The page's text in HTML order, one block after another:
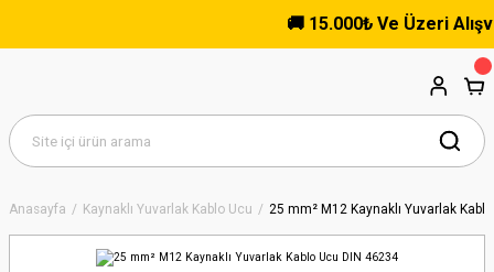
🚚 15.000₺ Ve Üzeri
Anasayfa Kaynaklı Yuvarlak Kablo Ucu 25 mm² M12 Kaynaklı Yuvarlak